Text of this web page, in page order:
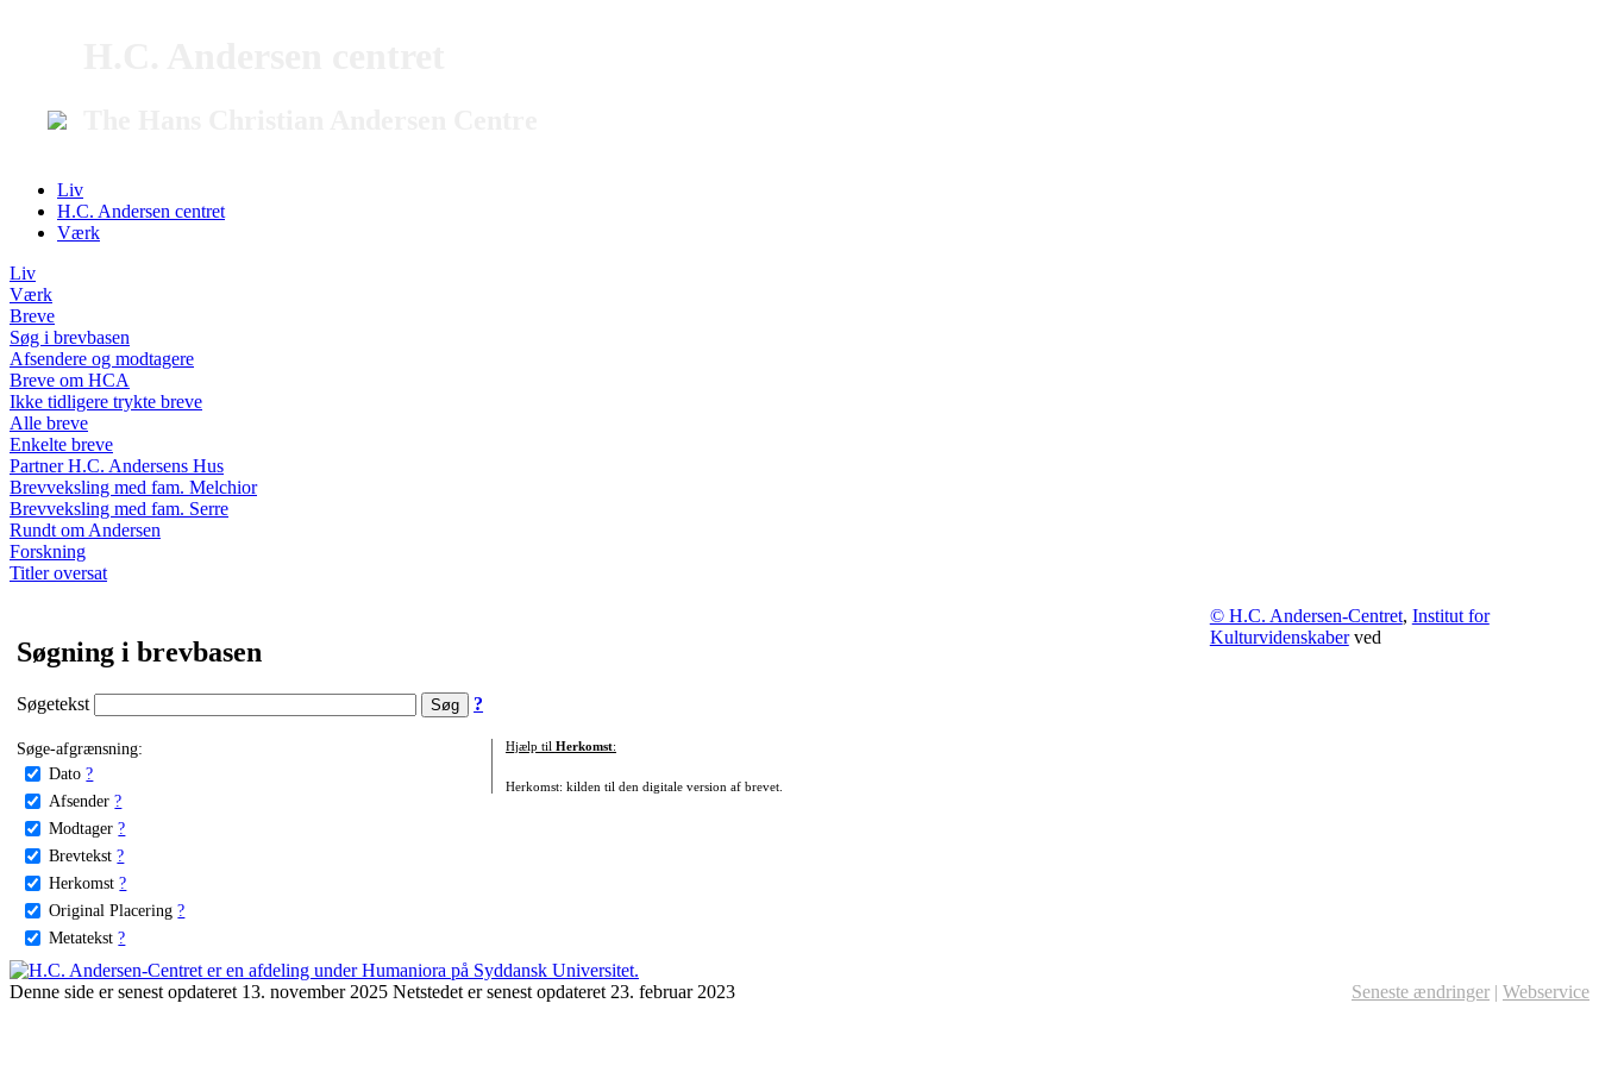
Liv
H.C. Andersen centret
Værk
Liv
Værk
Breve
Søg i brevbasen
Afsendere og modtagere
Breve om HCA
Ikke tidligere trykte breve
Alle breve
Enkelte breve
Partner H.C. Andersens Hus
Brevveksling med fam. Melchior
Brevveksling med fam. Serre
Rundt om Andersen
Forskning
Titler oversat
Søgning i brevbasen
Søgetekst ?
Søge-afgrænsning:
Dato ?
Afsender ?
Modtager ?
Brevtekst ?
Herkomst ?
Original Placering ?
Metatekst ?
Hjælp til Herkomst:
Herkomst: kilden til den digitale version af brevet.
© H.C. Andersen-Centret, Institut for
Kulturvidenskaberved
Denne side er senest opdateret 13. november 2025 Netstedet er senest opdateret 23. februar 2023 Seneste ændringer | Webservice